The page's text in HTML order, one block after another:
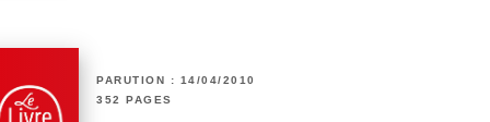
PARUTION : 14/04/2010
352 PAGES